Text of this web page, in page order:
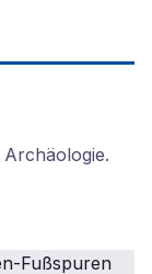
Archäologie.